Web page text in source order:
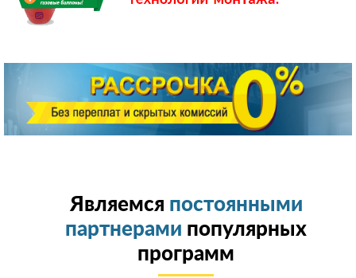
Являемся постоянными
партнерами популярных
программ